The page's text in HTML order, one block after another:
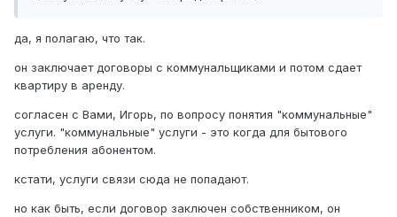
да, я полагаю, что так.
он заключает договоры с коммунальщиками и потом сдает
квартиру в аренду.
согласен с Вами, Игорь, по вопросу понятия "коммунальные"
услуги. "коммунальные" услуги - это когда для бытового
потребления абонентом.
кстати, услуги связи сюда не попадают.
но как быть, если договор заключен собственником, он